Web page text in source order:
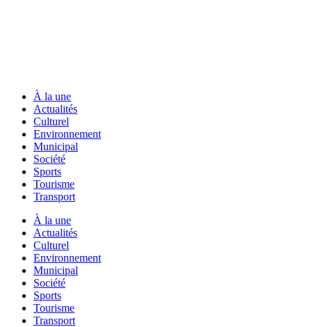
À la une
Actualités
Culturel
Environnement
Municipal
Société
Sports
Tourisme
Transport
À la une
Actualités
Culturel
Environnement
Municipal
Société
Sports
Tourisme
Transport